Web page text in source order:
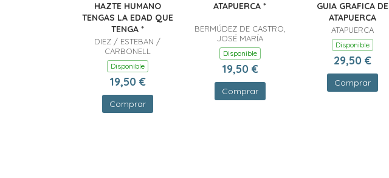
HAZTE HUMANO
TENGAS LA EDAD QUE
TENGA *
DIEZ / ESTEBAN /
CARBONELL
Disponible
19,50 €
Comprar
ATAPUERCA *
BERMÚDEZ DE CASTRO,
JOSÉ MARÍA
Disponible
19,50 €
Comprar
GUIA GRAFICA DE
ATAPUERCA
ATAPUERCA
Disponible
29,50 €
Comprar